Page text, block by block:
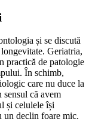
și se discută
Geriatria,
practică de patologie
În schimb,
care nu duce la
că avem
și celulele își
un declin foare mic.